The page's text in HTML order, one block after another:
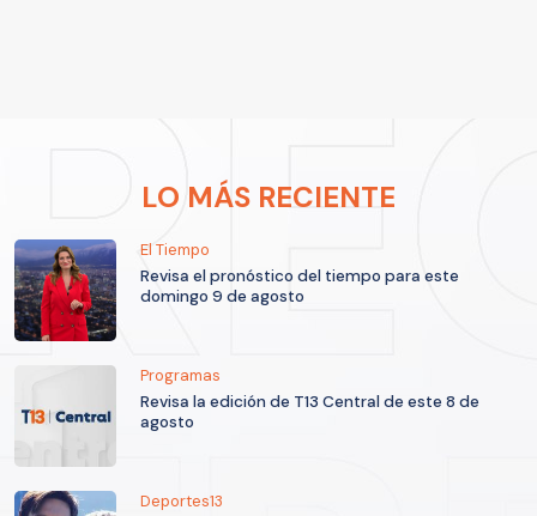
LO MÁS RECIENTE
El Tiempo
Revisa el pronóstico del tiempo para este
domingo 9 de agosto
Programas
Revisa la edición de T13 Central de este 8 de
agosto
Deportes13